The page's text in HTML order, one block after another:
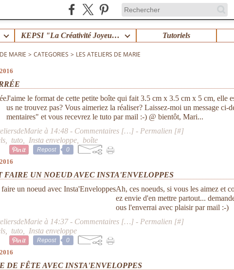
KEPSI "La Créativité Joyeuse en Famille" ! Tutoriels
MARIE > CATEGORIES > LES ATELIERS DE MARIE
J'aime le format de cette petite boîte qui fait 3.5 cm x 3.5 cm x 5 cm, elle
us ne trouvez pas? Vous aimeriez la réaliser? Laissez-moi un message ci-
mentaires" et vous recevrez le tuto par mail :-) @ bientôt, Mari...
à 14:48 - Commentaires […] - Permalien [#]
tuto Insta enveloppe boîte
Repost 0
FAIRE UN NOEUD AVEC INSTA'ENVELOPPES
Ah, ces noeuds, si vous les aimez et
ez envie d'en mettre partout...
ous l'enverrai avec plaisir par mail :-)
à 14:37 - Commentaires […] - Permalien [#]
tuto Insta enveloppe
Repost 0
DE FÊTE AVEC INSTA'ENVELOPPES